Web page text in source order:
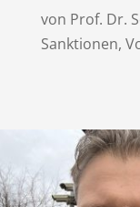
von Prof. Dr.
Sanktionen,